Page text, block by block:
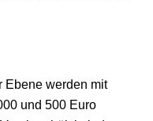
Ebene werden mit
und 500 Euro